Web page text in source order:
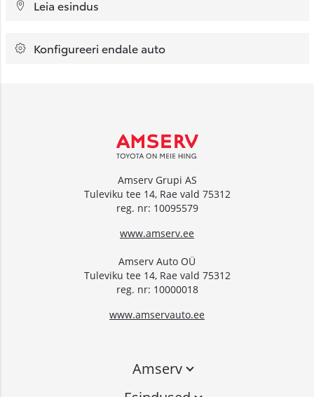
Leia esindus
Konfigureeri endale auto
Amserv Grupi AS
Tuleviku tee 14, Rae vald 75312
reg. nr: 10095579
www.amserv.ee
Amserv Auto OÜ
Tuleviku tee 14, Rae vald 75312
reg. nr: 10000018
www.amservauto.ee
Amserv